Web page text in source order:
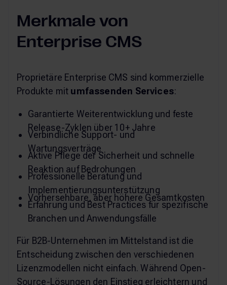
Merkmale von
Enterprise CMS
Proprietäre Enterprise CMS sind kommerzielle
Produkte mit umfassenden Services:
Garantierte Weiterentwicklung und feste
Release-Zyklen über 10+ Jahre
Verbindliche Support- und
Wartungsverträge
Aktive Pflege der Sicherheit und schnelle
Reaktion auf Bedrohungen
Professionelle Beratung und
Implementierungsunterstützung
Vorhersehbare, aber höhere Gesamtkosten
Erfahrung und Best Practices für spezifische
Branchen und Anwendungsfälle
Für B2B-Unternehmen im Mittelstand ist die
Entscheidung zwischen den verschiedenen
Lizenzmodellen nicht einfach. Während Open-
Source-Lösungen den Einstieg erleichtern und